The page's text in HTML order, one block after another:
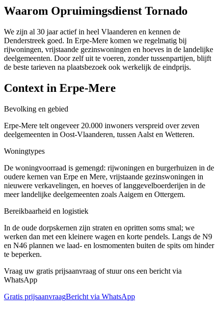
Waarom Opruimingsdienst Tornado
We zijn al 30 jaar actief in heel Vlaanderen en kennen de
Denderstreek goed. In Erpe-Mere komen we regelmatig bij
rijwoningen, vrijstaande gezinswoningen en hoeves in de landelijke
deelgemeenten. Door zelf uit te voeren, zonder tussenpartijen, blijft
de beste tarieven na plaatsbezoek ook werkelijk de eindprijs.
Context in Erpe-Mere
Bevolking en gebied
Erpe-Mere telt ongeveer 20.000 inwoners verspreid over zeven
deelgemeenten in Oost-Vlaanderen, tussen Aalst en Wetteren.
Woningtypes
De woningvoorraad is gemengd: rijwoningen en burgerhuizen in de
oudere kernen van Erpe en Mere, vrijstaande gezinswoningen in
nieuwere verkavelingen, en hoeves of langgevelboerderijen in de
meer landelijke deelgemeenten zoals Aaigem en Ottergem.
Bereikbaarheid en logistiek
In de oude dorpskernen zijn straten en opritten soms smal; we
werken dan met een kleinere wagen en korte pendels. Langs de N9
en N46 plannen we laad- en losmomenten buiten de spits om hinder
te beperken.
Vraag uw gratis prijsaanvraag of stuur ons een bericht via
WhatsApp
Gratis prijsaanvraagBericht via WhatsApp